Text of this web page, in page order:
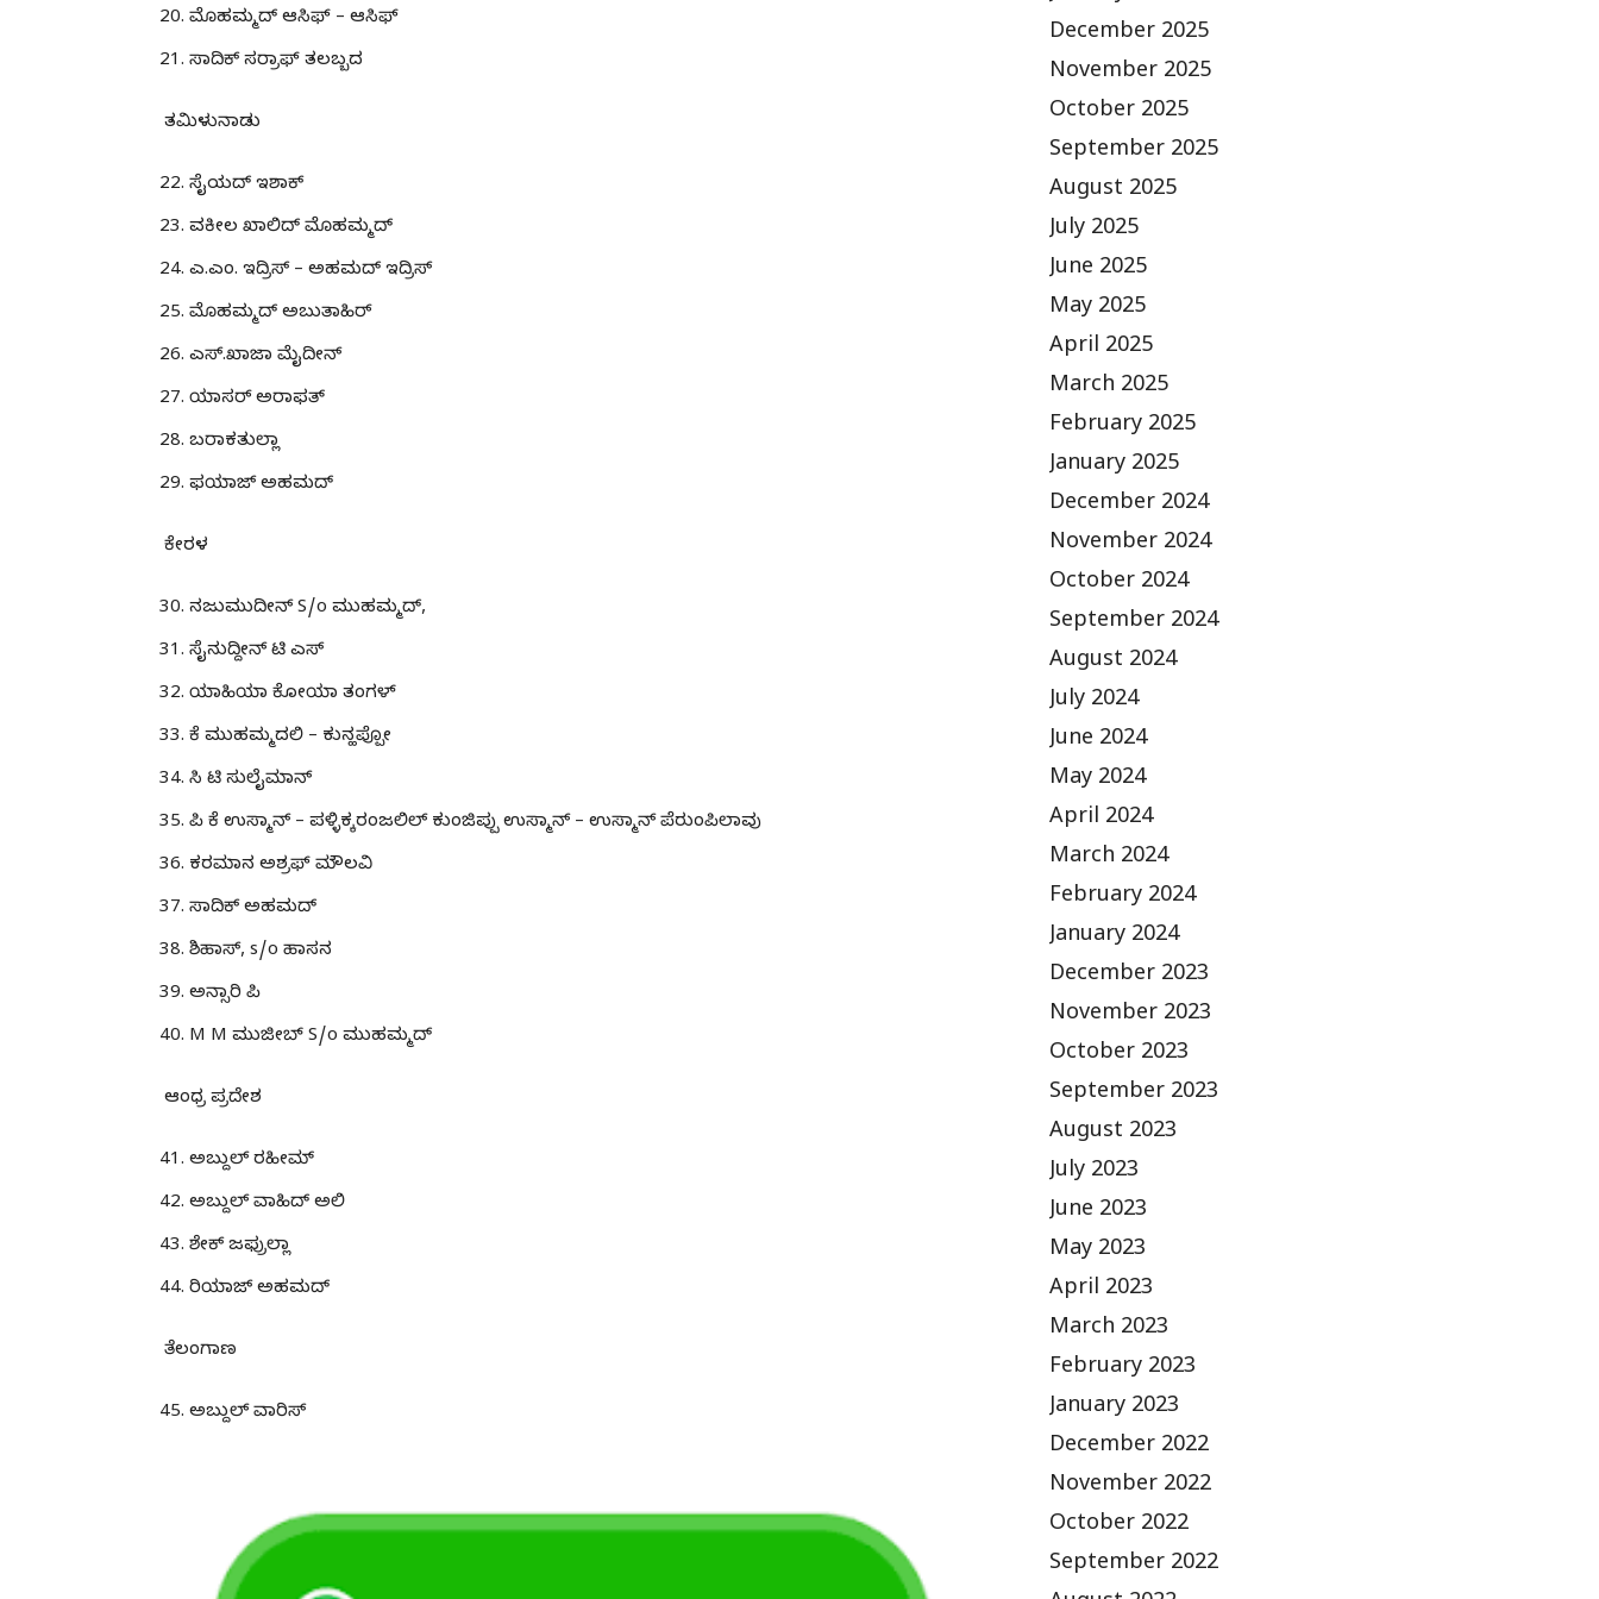
ಮೊಹಮ್ಮದ್ ಆಸಿಫ್ – ಆಸಿಫ್
ಸಾದಿಕ್ ಸರ್ರಾಫ್ ತಲಬ್ಬದ
ತಮಿಳುನಾಡು
ಸೈಯದ್ ಇಶಾಕ್
ವಕೀಲ ಖಾಲಿದ್ ಮೊಹಮ್ಮದ್
ಎ.ಎಂ. ಇದ್ರಿಸ್ – ಅಹಮದ್ ಇದ್ರಿಸ್
ಮೊಹಮ್ಮದ್ ಅಬುತಾಹಿರ್
ಎಸ್.ಖಾಜಾ ಮೈದೀನ್
ಯಾಸರ್ ಅರಾಫತ್
ಬರಾಕತುಲ್ಲಾ
ಫಯಾಜ್ ಅಹಮದ್
ಕೇರಳ
ನಜುಮುದೀನ್ S/o ಮುಹಮ್ಮದ್,
ಸೈನುದ್ದೀನ್ ಟಿ ಎಸ್
ಯಾಹಿಯಾ ಕೋಯಾ ತಂಗಳ್
ಕೆ ಮುಹಮ್ಮದಲಿ – ಕುನ್ಹಪ್ಪೋ
ಸಿ ಟಿ ಸುಲೈಮಾನ್
ಪಿ ಕೆ ಉಸ್ಮಾನ್ – ಪಳ್ಳಿಕ್ಕರಂಜಲಿಲ್ ಕುಂಜಿಪ್ಪು ಉಸ್ಮಾನ್ – ಉಸ್ಮಾನ್ ಪೆರುಂಪಿಲಾವು
ಕರಮಾನ ಅಶ್ರಫ್ ಮೌಲವಿ
ಸಾದಿಕ್ ಅಹಮದ್
ಶಿಹಾಸ್, s/o ಹಾಸನ
ಅನ್ಸಾರಿ ಪಿ
M M ಮುಜೀಬ್ S/o ಮುಹಮ್ಮದ್
ಆಂಧ್ರ ಪ್ರದೇಶ
ಅಬ್ದುಲ್ ರಹೀಮ್
ಅಬ್ದುಲ್ ವಾಹಿದ್ ಅಲಿ
ಶೇಕ್ ಜಫ್ರುಲ್ಲಾ
ರಿಯಾಜ್ ಅಹಮದ್
ತೆಲಂಗಾಣ
ಅಬ್ದುಲ್ ವಾರಿಸ್
December 2025
November 2025
October 2025
September 2025
August 2025
July 2025
June 2025
May 2025
April 2025
March 2025
February 2025
January 2025
December 2024
November 2024
October 2024
September 2024
August 2024
July 2024
June 2024
May 2024
April 2024
March 2024
February 2024
January 2024
December 2023
November 2023
October 2023
September 2023
August 2023
July 2023
June 2023
May 2023
April 2023
March 2023
February 2023
January 2023
December 2022
November 2022
October 2022
September 2022